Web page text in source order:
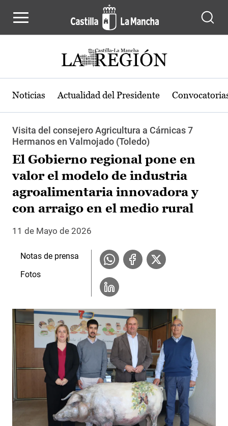
Noticias Actualidad del Presidente
Visita del consejero Agricultura a Cárnicas 7
Hermanos en Valmojado (Toledo)
El Gobierno regional pone en
valor el modelo de industria
agroalimentaria innovadora y
con arraigo en el medio rural
11 de Mayo de 2026
Notas de prensa
Fotos